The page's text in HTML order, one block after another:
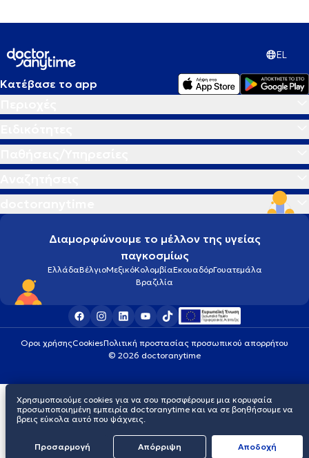
EL
Κατέβασε το app
Διαμορφώνουμε το μέλλον της υγείας
παγκοσμίως
ΕλλάδαΒέλγιοΜεξικόΚολομβίαΕκουαδόρΓουατεμάλα
Βραζιλία
Οροι χρήσηςCookiesΠολιτική προστασίας προσωπικού απορρήτου
© 2026 doctoranytime
Χρησιμοποιούμε cookies για να σου προσφέρουμε μια κορυφαία
προσωποποιημένη εμπειρία doctoranytime και να σε βοηθήσουμε να
βρεις εύκολα αυτό που ψάχνεις.
Προσαρμογή Απόρριψη Aποδοχή